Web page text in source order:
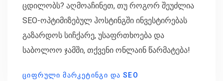
ცდილობს? აღმოაჩინეთ, თუ როგორ შეუძლია
SEO-ოპტიმიზებულ ჰოსტინგში ინვესტირებას
გაზარდოს სიჩქარე, უსაფრთხოება და
საბოლოო ჯამში, თქვენი ონლაინ წარმატება!
ᲪᲘᲤᲠᲣᲚᲘ ᲛᲐᲠᲙᲔᲢᲘᲜᲒᲘ ᲓᲐ SEO